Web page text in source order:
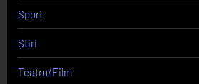
Sport
Știri
Teatru/Film